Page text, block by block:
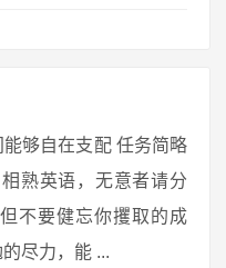
够自在支配 任务简略
熟英语，无意者请分
不要健忘你攫取的成
尽力，能 ...